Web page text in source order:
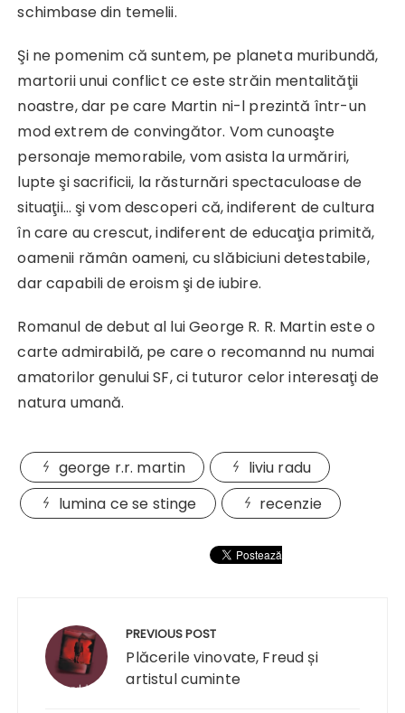
schimbase din temelii.
Şi ne pomenim că suntem, pe planeta muribundă,
martorii unui conflict ce este străin mentalităţii
noastre, dar pe care Martin ni-l prezintă într-un
mod extrem de convingător. Vom cunoaşte
personaje memorabile, vom asista la urmăriri,
lupte şi sacrificii, la răsturnări spectaculoase de
situaţii… şi vom descoperi că, indiferent de cultura
în care au crescut, indiferent de educaţia primită,
oamenii rămân oameni, cu slăbiciuni detestabile,
dar capabili de eroism şi de iubire.
Romanul de debut al lui George R. R. Martin este o
carte admirabilă, pe care o recomannd nu numai
amatorilor genului SF, ci tuturor celor interesaţi de
natura umană.
george r.r. martin
liviu radu
lumina ce se stinge
recenzie
articole
PREVIOUS POST
Plăcerile vinovate, Freud și
artistul cuminte